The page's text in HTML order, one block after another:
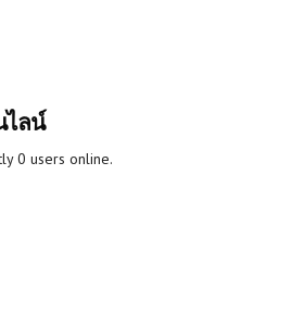
ลน์
0 users online.